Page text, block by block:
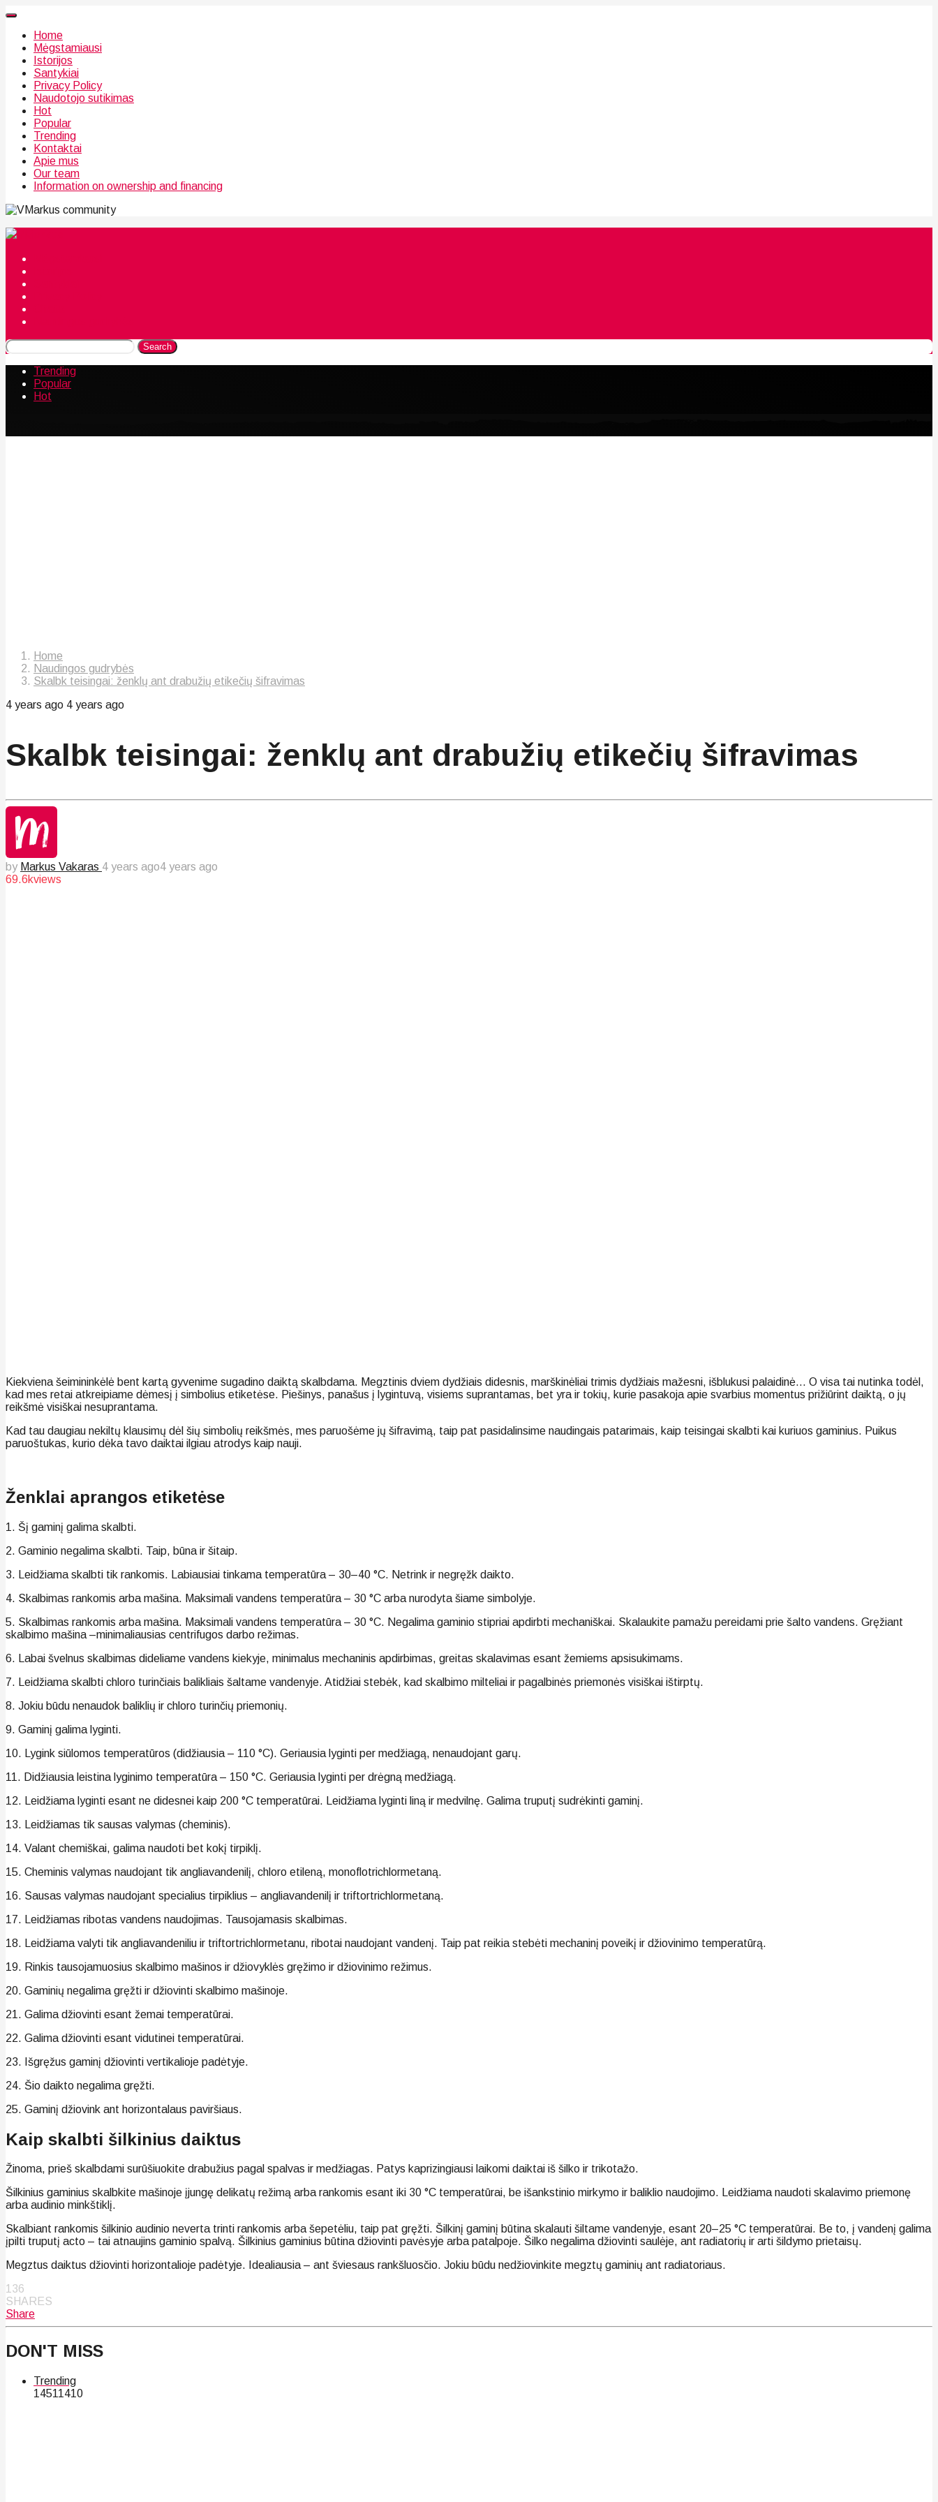
Home
Mėgstamiausi
Istorijos
Santykiai
Privacy Policy
Naudotojo sutikimas
Hot
Popular
Trending
Kontaktai
Apie mus
Our team
Information on ownership and financing
community
Search
Trending
Popular
Hot
Home
Naudingos gudrybės
Skalbk teisingai: ženklų ant drabužių etikečių šifravimas
4 years ago 4 years ago
Skalbk teisingai: ženklų ant drabužių etikečių šifravimas
by Markus Vakaras 4 years ago4 years ago
69.6kviews
Kiekviena šeimininkėlė bent kartą gyvenime sugadino daiktą skalbdama. Megztinis dviem dydžiais didesnis, marškinėliai trimis dydžiais mažesni, išblukusi palaidinė… O visa tai nutinka todėl,
kad mes retai atkreipiame dėmesį į simbolius etiketėse. Piešinys, panašus į lygintuvą, visiems suprantamas, bet yra ir tokių, kurie pasakoja apie svarbius momentus prižiūrint daiktą, o jų
reikšmė visiškai nesuprantama.
Kad tau daugiau nekiltų klausimų dėl šių simbolių reikšmės, mes paruošėme jų šifravimą, taip pat pasidalinsime naudingais patarimais, kaip teisingai skalbti kai kuriuos gaminius. Puikus
paruoštukas, kurio dėka tavo daiktai ilgiau atrodys kaip nauji.
Ženklai aprangos etiketėse
1. Šį gaminį galima skalbti.
2. Gaminio negalima skalbti. Taip, būna ir šitaip.
3. Leidžiama skalbti tik rankomis. Labiausiai tinkama temperatūra – 30–40 °C. Netrink ir negręžk daikto.
4. Skalbimas rankomis arba mašina. Maksimali vandens temperatūra – 30 °С arba nurodyta šiame simbolyje.
5. Skalbimas rankomis arba mašina. Maksimali vandens temperatūra – 30 °С. Negalima gaminio stipriai apdirbti mechaniškai. Skalaukite pamažu pereidami prie šalto vandens. Gręžiant
skalbimo mašina –minimaliausias centrifugos darbo režimas.
6. Labai švelnus skalbimas dideliame vandens kiekyje, minimalus mechaninis apdirbimas, greitas skalavimas esant žemiems apsisukimams.
7. Leidžiama skalbti chloro turinčiais balikliais šaltame vandenyje. Atidžiai stebėk, kad skalbimo milteliai ir pagalbinės priemonės visiškai ištirptų.
8. Jokiu būdu nenaudok baliklių ir chloro turinčių priemonių.
9. Gaminį galima lyginti.
10. Lygink siūlomos temperatūros (didžiausia – 110 °С). Geriausia lyginti per medžiagą, nenaudojant garų.
11. Didžiausia leistina lyginimo temperatūra – 150 °С. Geriausia lyginti per drėgną medžiagą.
12. Leidžiama lyginti esant ne didesnei kaip 200 °С temperatūrai. Leidžiama lyginti liną ir medvilnę. Galima truputį sudrėkinti gaminį.
13. Leidžiamas tik sausas valymas (cheminis).
14. Valant chemiškai, galima naudoti bet kokį tirpiklį.
15. Cheminis valymas naudojant tik angliavandenilį, chloro etileną, monoflotrichlormetaną.
16. Sausas valymas naudojant specialius tirpiklius – angliavandenilį ir triftortrichlormetaną.
17. Leidžiamas ribotas vandens naudojimas. Tausojamasis skalbimas.
18. Leidžiama valyti tik angliavandeniliu ir triftortrichlormetanu, ribotai naudojant vandenį. Taip pat reikia stebėti mechaninį poveikį ir džiovinimo temperatūrą.
19. Rinkis tausojamuosius skalbimo mašinos ir džiovyklės gręžimo ir džiovinimo režimus.
20. Gaminių negalima gręžti ir džiovinti skalbimo mašinoje.
21. Galima džiovinti esant žemai temperatūrai.
22. Galima džiovinti esant vidutinei temperatūrai.
23. Išgręžus gaminį džiovinti vertikalioje padėtyje.
24. Šio daikto negalima gręžti.
25. Gaminį džiovink ant horizontalaus paviršiaus.
Kaip skalbti šilkinius daiktus
Žinoma, prieš skalbdami surūšiuokite drabužius pagal spalvas ir medžiagas. Patys kaprizingiausi laikomi daiktai iš šilko ir trikotažo.
Šilkinius gaminius skalbkite mašinoje įjungę delikatų režimą arba rankomis esant iki 30 °С temperatūrai, be išankstinio mirkymo ir baliklio naudojimo. Leidžiama naudoti skalavimo priemonę
arba audinio minkštiklį.
Skalbiant rankomis šilkinio audinio neverta trinti rankomis arba šepetėliu, taip pat gręžti. Šilkinį gaminį būtina skalauti šiltame vandenyje, esant 20–25 °С temperatūrai. Be to, į vandenį galima
įpilti truputį acto – tai atnaujins gaminio spalvą. Šilkinius gaminius būtina džiovinti pavėsyje arba patalpoje. Šilko negalima džiovinti saulėje, ant radiatorių ir arti šildymo prietaisų.
Megztus daiktus džiovinti horizontalioje padėtyje. Idealiausia – ant šviesaus rankšluosčio. Jokiu būdu nedžiovinkite megztų gaminių ant radiatoriaus.
136
SHARES
Share
DON'T MISS
Trending
14511410